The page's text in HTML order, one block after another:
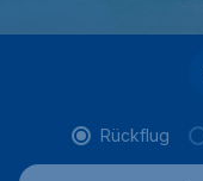
Rückflug